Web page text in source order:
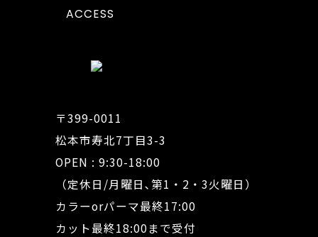
ACCESS
〒399-0011
松本市寿北7丁目3-3
OPEN : 9:30-18:00
（定休日/月曜日､第1・2・3火曜日）
カラーorパーマ最終17:00
カット最終18:00まで受付